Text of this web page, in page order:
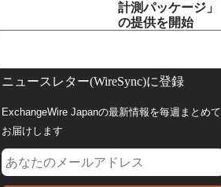
計測パッケージ」
の提供を開始
ニュースレター(WireSync)に登録
ExchangeWire Japanの最新情報を毎週まとめて
お届けします